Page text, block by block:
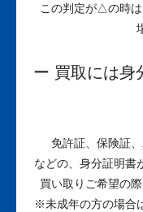
この判定が△の時
ー 買取には身
免許証、保険証
などの、身分証明書
買い取りご希望の
※未成年の方の場合